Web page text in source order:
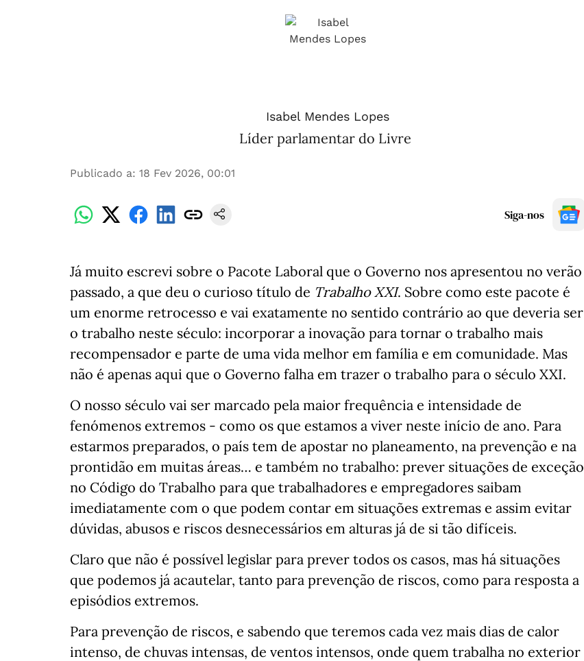
Isabel Mendes Lopes
Líder parlamentar do Livre
Publicado a: 18 Fev 2026, 00:01
Siga-nos
Já muito escrevi sobre o Pacote Laboral que o Governo nos apresentou no verão
passado, a que deu o curioso título de Trabalho XXI. Sobre como este pacote é
um enorme retrocesso e vai exatamente no sentido contrário ao que deveria ser
o trabalho neste século: incorporar a inovação para tornar o trabalho mais
recompensador e parte de uma vida melhor em família e em comunidade. Mas
não é apenas aqui que o Governo falha em trazer o trabalho para o século XXI.
O nosso século vai ser marcado pela maior frequência e intensidade de
fenómenos extremos - como os que estamos a viver neste início de ano. Para
estarmos preparados, o país tem de apostar no planeamento, na prevenção e na
prontidão em muitas áreas… e também no trabalho: prever situações de exceção
no Código do Trabalho para que trabalhadores e empregadores saibam
imediatamente com o que podem contar em situações extremas e assim evitar
dúvidas, abusos e riscos desnecessários em alturas já de si tão difíceis.
Claro que não é possível legislar para prever todos os casos, mas há situações
que podemos já acautelar, tanto para prevenção de riscos, como para resposta a
episódios extremos.
Para prevenção de riscos, e sabendo que teremos cada vez mais dias de calor
intenso, de chuvas intensas, de ventos intensos, onde quem trabalha no exterior